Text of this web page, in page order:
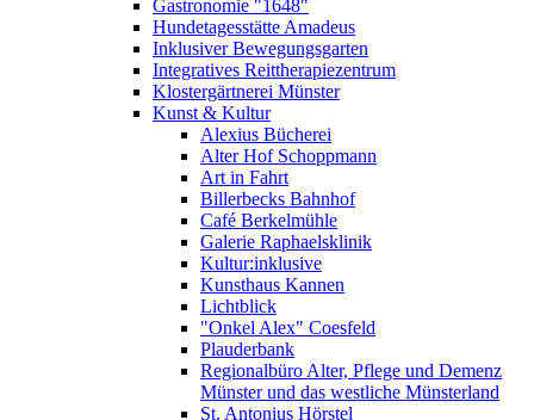
Gastronomie "1648"
Hundetagesstätte Amadeus
Inklusiver Bewegungsgarten
Integratives Reittherapiezentrum
Klostergärtnerei Münster
Kunst & Kultur
Alexius Bücherei
Alter Hof Schoppmann
Art in Fahrt
Billerbecks Bahnhof
Café Berkelmühle
Galerie Raphaelsklinik
Kultur:inklusive
Kunsthaus Kannen
Lichtblick
"Onkel Alex" Coesfeld
Plauderbank
Regionalbüro Alter, Pflege und Demenz
Münster und das westliche Münsterland
St. Antonius Hörstel